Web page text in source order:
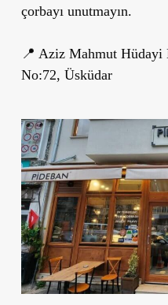
çorbayı unutmayın.
📍 Aziz Mahmut Hüdayi
No:72, Üsküdar